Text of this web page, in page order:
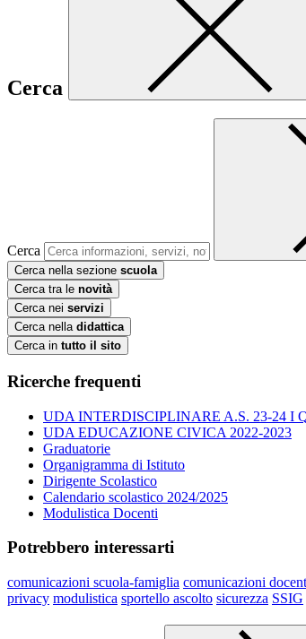
Cerca
Cerca
Cerca nella sezione scuola
Cerca tra le novità
Cerca nei servizi
Cerca nella didattica
Cerca in tutto il sito
Ricerche frequenti
UDA INTERDISCIPLINARE A.S. 23-24 I
UDA EDUCAZIONE CIVICA 2022-2023
Graduatorie
Organigramma di Istituto
Dirigente Scolastico
Calendario scolastico 2024/2025
Modulistica Docenti
Potrebbero interessarti
comunicazioni scuola-famiglia comunicazioni
privacy modulistica sportello ascolto sicurezza SSIG